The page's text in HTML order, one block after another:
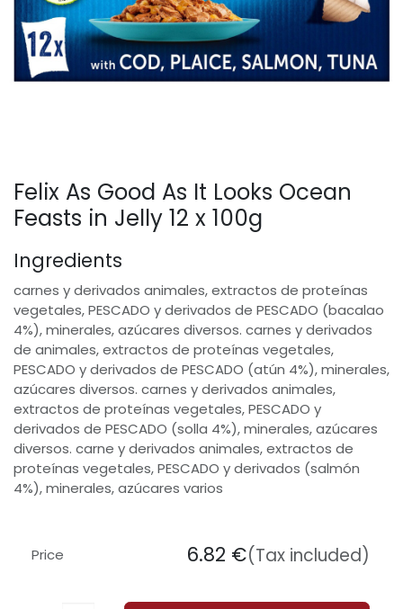
Felix As Good As It Looks Ocean
Feasts in Jelly 12 x 100g
Ingredients
carnes y derivados animales, extractos de proteínas
vegetales, PESCADO y derivados de PESCADO (bacalao
4%), minerales, azúcares diversos. carnes y derivados
de animales, extractos de proteínas vegetales,
PESCADO y derivados de PESCADO (atún 4%), minerales,
azúcares diversos. carnes y derivados animales,
extractos de proteínas vegetales, PESCADO y
derivados de PESCADO (solla 4%), minerales, azúcares
diversos. carne y derivados animales, extractos de
proteínas vegetales, PESCADO y derivados (salmón
4%), minerales, azúcares varios
Price 6.82 €(Tax included)